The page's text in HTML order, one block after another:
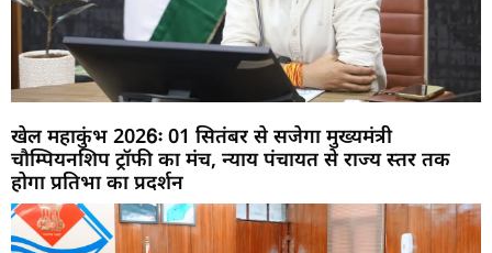
खेल महाकुंभ 2026ः 01 सितंबर से सजेगा मुख्यमंत्री
चौम्पियनशिप ट्रॉफी का मंच, न्याय पंचायत से राज्य स्तर तक
होगा प्रतिभा का प्रदर्शन